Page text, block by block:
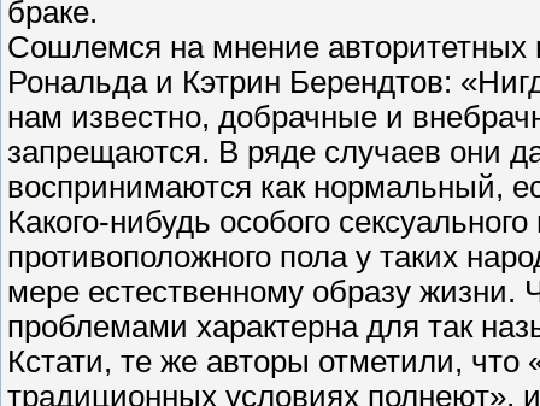
браке.
Сошлемся на мнение авторитетных
Рональда и Кэтрин Берендтов:
нам известно, добрачные и
запрещаются. В ряде случаев они
воспринимаются как нормальный,
Какого-нибудь особого
противоположного пола у таких
мере естественному образу жизни.
проблемами характерна для так
Кстати, те же авторы отметили, что
традиционных условиях полнеют»,